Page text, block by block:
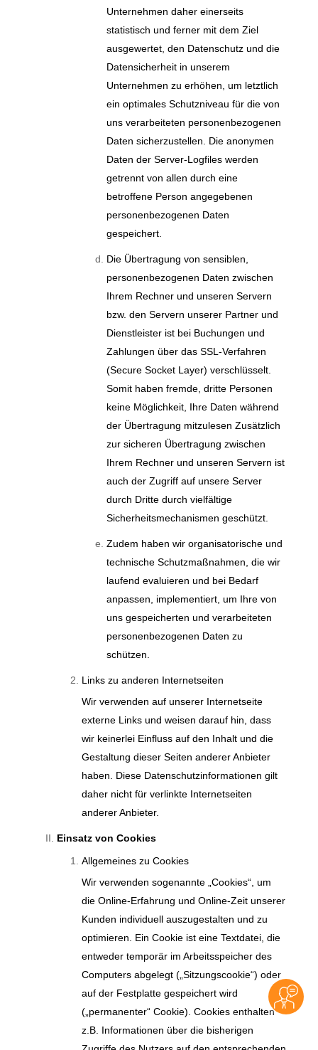
Unternehmen daher einerseits
statistisch und ferner mit dem Ziel
ausgewertet, den Datenschutz und die
Datensicherheit in unserem
Unternehmen zu erhöhen, um letztlich
ein optimales Schutzniveau für die von
uns verarbeiteten personenbezogenen
Daten sicherzustellen. Die anonymen
Daten der Server-Logfiles werden
getrennt von allen durch eine
betroffene Person angegebenen
personenbezogenen Daten
gespeichert.
Die Übertragung von sensiblen,
personenbezogenen Daten zwischen
Ihrem Rechner und unseren Servern
bzw. den Servern unserer Partner und
Dienstleister ist bei Buchungen und
Zahlungen über das SSL-Verfahren
(Secure Socket Layer) verschlüsselt.
Somit haben fremde, dritte Personen
keine Möglichkeit, Ihre Daten während
der Übertragung mitzulesen Zusätzlich
zur sicheren Übertragung zwischen
Ihrem Rechner und unseren Servern ist
auch der Zugriff auf unsere Server
durch Dritte durch vielfältige
Sicherheitsmechanismen geschützt.
Zudem haben wir organisatorische und
technische Schutzmaßnahmen, die wir
laufend evaluieren und bei Bedarf
anpassen, implementiert, um Ihre von
uns gespeicherten und verarbeiteten
personenbezogenen Daten zu
schützen.
Links zu anderen Internetseiten
Wir verwenden auf unserer Internetseite
externe Links und weisen darauf hin, dass
wir keinerlei Einfluss auf den Inhalt und die
Gestaltung dieser Seiten anderer Anbieter
haben. Diese Datenschutzinformationen gilt
daher nicht für verlinkte Internetseiten
anderer Anbieter.
Einsatz von Cookies
Allgemeines zu Cookies
Wir verwenden sogenannte „Cookies“, um
die Online-Erfahrung und Online-Zeit unserer
Kunden individuell auszugestalten und zu
optimieren. Ein Cookie ist eine Textdatei, die
entweder temporär im Arbeitsspeicher des
Computers abgelegt („Sitzungscookie“) oder
auf der Festplatte gespeichert wird
(„permanenter“ Cookie). Cookies enthalten
z.B. Informationen über die bisherigen